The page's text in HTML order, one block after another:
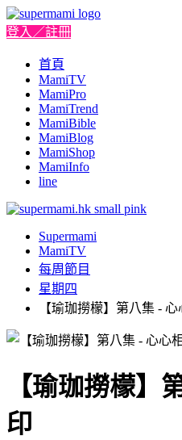
登入／註冊
首頁
MamiTV
MamiPro
MamiTrend
MamiBible
MamiBlog
MamiShop
MamiInfo
line
Supermami
MamiTV
每周節目
星期四
【瑜珈撈檬】第八集 - 心
【瑜珈撈檬】
印